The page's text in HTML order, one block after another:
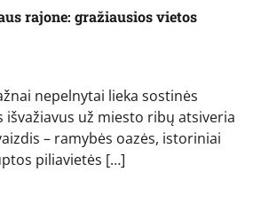
rajone: gražiausios vietos
nepelnytai lieka sostinės
išvažiavus už miesto ribų atsiveria
– ramybės oazės, istoriniai
piliavietės […]